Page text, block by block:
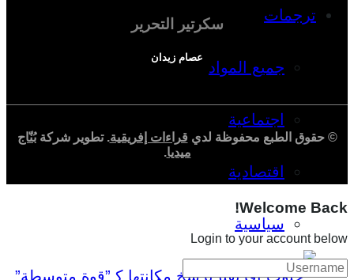
ترجمات
جميع المواد
اجتماعية
اقتصادية
سياسية
سكرتير التحرير
عصام زيدان
© حقوق الطبع محفوظة لدي قراءات إفريقية. تطوير شركةبُنّاج
ميديا.
Welcome Back!
Login to your account below